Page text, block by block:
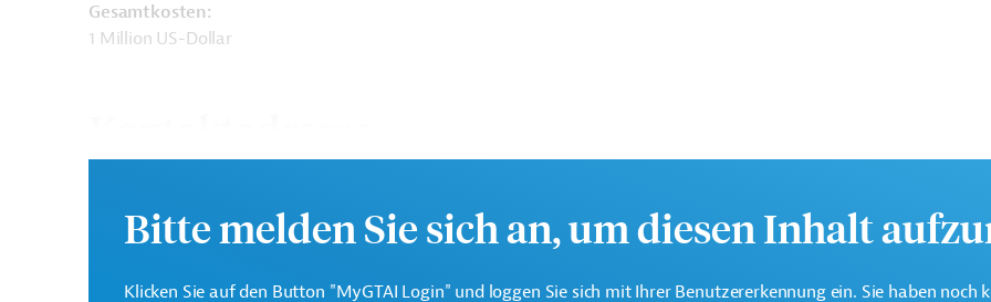
Gesamtkosten:
1 Million US-Dollar
Entwicklungsbank (ADB)
Die ADB ist die wichtigste multilaterale Finanzierungsinstitution für Projekte in der
Bitte melden Sie sich an, um diesen Inhalt
Klicken Sie auf den Button "MyGTAI Login" und loggen Sie sich mit Ihrer Benutzererkennung ein. Sie haben noch